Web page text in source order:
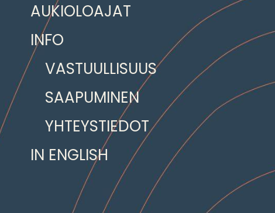
AUKIOLOAJAT
INFO
VASTUULLISUUS
SAAPUMINEN
YHTEYSTIEDOT
IN ENGLISH